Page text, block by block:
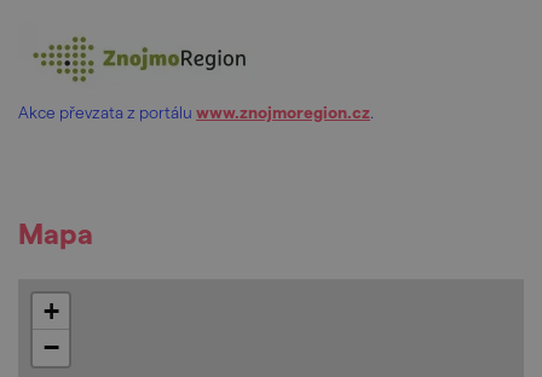
Akce převzata z portálu www.znojmoregion.cz
Mapa
+
−